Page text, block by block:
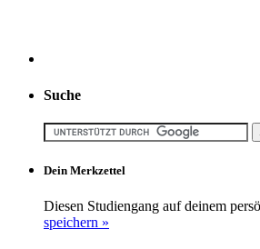
Suche
Dein Merkzettel
Diesen Studiengang auf deinem
speichern »